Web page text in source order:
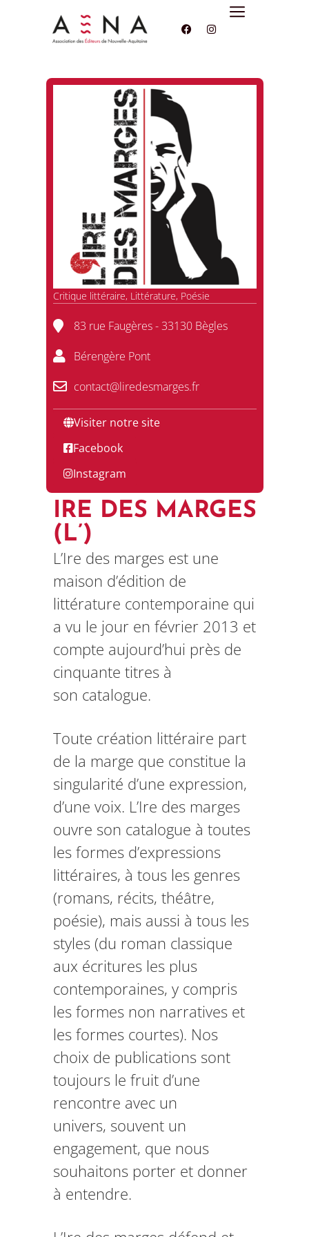
Critique littéraire, Littérature, Poésie
83 rue Faugères - 33130 Bègles
Bérengère Pont
contact@liredesmarges.fr
Visiter notre site
Facebook
Instagram
IRE DES MARGES
(L’)
L’Ire des marges est une
maison d’édition de
littérature contemporaine qui
a vu le jour en février 2013 et
compte aujourd’hui près de
cinquante titres à
son catalogue.
Toute création littéraire part
de la marge que constitue la
singularité d’une expression,
d’une voix. L’Ire des marges
ouvre son catalogue à toutes
les formes d’expressions
littéraires, à tous les genres
(romans, récits, théâtre,
poésie), mais aussi à tous les
styles (du roman classique
aux écritures les plus
contemporaines, y compris
les formes non narratives et
les formes courtes). Nos
choix de publications sont
toujours le fruit d’une
rencontre avec un
univers, souvent un
engagement, que nous
souhaitons porter et donner
à entendre.